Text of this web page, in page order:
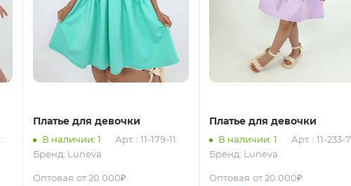
Платье для девочки
В наличии: 1
Арт. : 11-179-11.
Бренд: Luneva
Оптовая от 20 000₽
Платье для девочки
В наличии: 1
Арт. : 11-233-7.
Бренд: Luneva
Оптовая от 20 000₽